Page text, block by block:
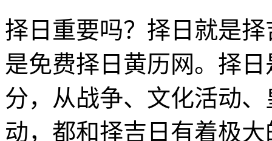
择日重要吗？择日就是
是免费择日黄历网。择
分，从战争、文化活动
动，都和择吉日有着极